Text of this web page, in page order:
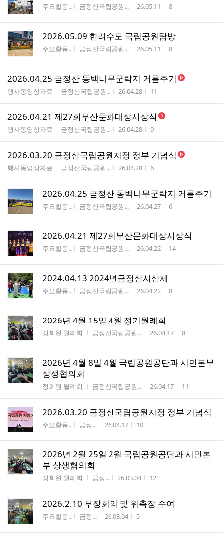
게시판명
주요활동.. 작성자
금정산국립공원... 작성시간
26.05.11 조회수
8
2026.05.09 한려수도 국립공원탐방
게시판명
주요활동.. 작성자
금정산국립공원... 작성시간
26.05.11 조회수
8
2026.04.25 금정산 동백나무군락지 거름주기
게시판명
행사동영상자료 작성자
금정산국립공원... 작성시간
26.04.28 조회수
11
2026.04.21 제27회부산문화대상시상식
게시판명
행사동영상자료 작성자
금정산국립공원... 작성시간
26.04.28 조회수
9
2026.03.20 금정산국립공원지정 정부 기념식
게시판명
행사동영상자료 작성자
금정산국립공원... 작성시간
26.04.28 조회수
6
2026.04.25 금정산 동백나무군락지 거름주기
게시판명
주요활동.. 작성자
금정산국립공원... 작성시간
26.04.27 조회수
6
2026.04.21 제27회부산문화대상시상식
게시판명
주요활동.. 작성자
금정산국립공원... 작성시간
26.04.22 조회수
14
2024.04.13 2024년금정산시산제
게시판명
주요활동.. 작성자
금정산국립공원... 작성시간
26.04.22 조회수
8
2026년 4월 15일 4월 정기월례회
게시판명
정회원 월례회 작성자
금정산국립공원... 작성시간
26.04.17 조회수
8
2026년 4월 8일 4월 국립공원공단과 시민본부
상생협의회
게시판명
정회원 월례회 작성자
금정산국립공원... 작성시간
26.04.17 조회수
11
2026.03.20 금정산국립공원지정 정부 기념식
게시판명
주요활동.. 작성자
금정... 작성시간
26.04.17 조회수
10
2026년 2월 25일 2월 국립공원공단과 시민본
부 상생협의회
게시판명
정회원 월례회 작성자
금정... 작성시간
26.03.04 조회수
12
2026.2.10 부장회의 및 위촉장 수여
게시판명
주요활동.. 작성자
금정... 작성시간
26.03.04 조회수
5